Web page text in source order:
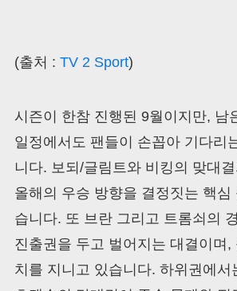
(출처 : TV 2 Sport)
시즌이 한참 진행된 9월이지만, 남
일정에서도 팬들이 손꼽아 기다리
니다. 보되/글림트와 비킹의 맞대
올해의 우승 방향을 결정짓는 핵심
습니다. 또 브란 그리고 트롬쇠의
진출권을 두고 벌어지는 대결이며,
치를 지니고 있습니다. 하위권에서